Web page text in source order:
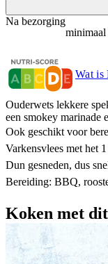
Na bezorging
minimaal
Wat is
Ouderwets lekkere
een smokey marinade
Ook geschikt voor
Varkensvlees met het
Dun gesneden, dus
Bereiding: BBQ,
Koken met